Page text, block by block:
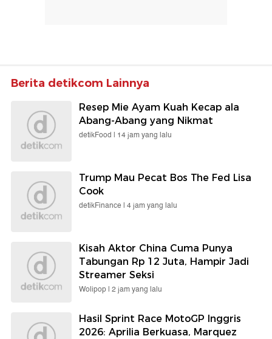
Berita detikcom Lainnya
Resep Mie Ayam Kuah Kecap ala
Abang-Abang yang Nikmat
detikFood | 14 jam yang lalu
Trump Mau Pecat Bos The Fed Lisa
Cook
detikFinance | 4 jam yang lalu
Kisah Aktor China Cuma Punya
Tabungan Rp 12 Juta, Hampir Jadi
Streamer Seksi
Wolipop | 2 jam yang lalu
Hasil Sprint Race MotoGP Inggris
2026: Aprilia Berkuasa, Marquez